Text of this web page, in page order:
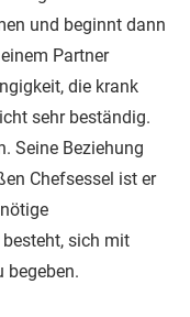
und beginnt dann
Partner
die krank
sehr beständig.
Seine Beziehung
Chefsessel ist er
sich mit
begeben.